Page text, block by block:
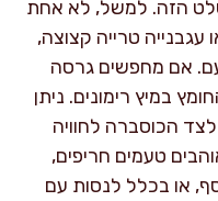
הזה. למשל, לא אחת
עגבנייה טרייה קצוצה,
אם מחפשים גרסה
במיץ רימונים. ניתן
הכוסברה לחוויה
טעמים חריפים,
או בכלל לנסות עם